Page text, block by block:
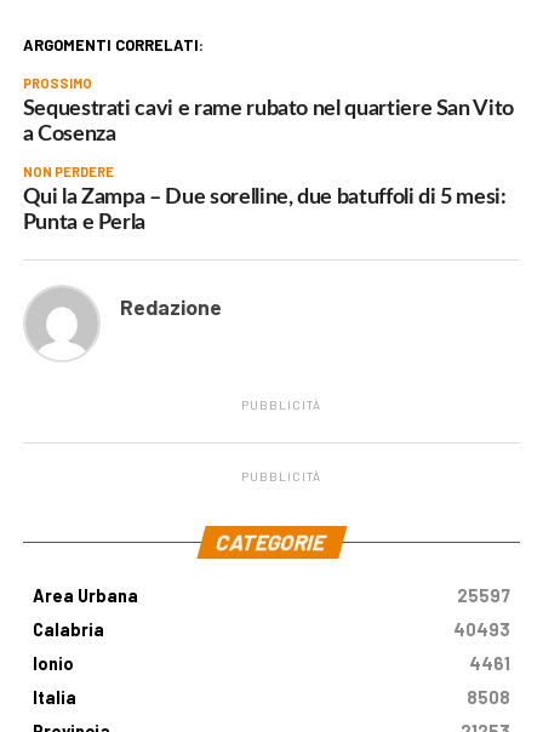
ARGOMENTI CORRELATI:
PROSSIMO
Sequestrati cavi e rame rubato nel quartiere San Vito
a Cosenza
NON PERDERE
Qui la Zampa – Due sorelline, due batuffoli di 5 mesi:
Punta e Perla
Redazione
PUBBLICITÀ
PUBBLICITÀ
CATEGORIE
Area Urbana
25597
Calabria
40493
Ionio
4461
Italia
8508